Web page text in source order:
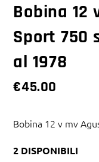
Bobina 12
Sport 750
al 1978
€45.00
Bobina 12 v mv
2 DISPONIBILI